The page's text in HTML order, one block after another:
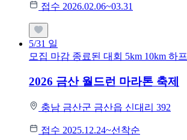
접수 2026.02.06~03.31
5/31 일
모집 마감 종료된 대회 5km 10km 하프
2026 금산 월드런 마라톤 축제
충남 금산군 금산읍 신대리 392
접수 2025.12.24~선착순